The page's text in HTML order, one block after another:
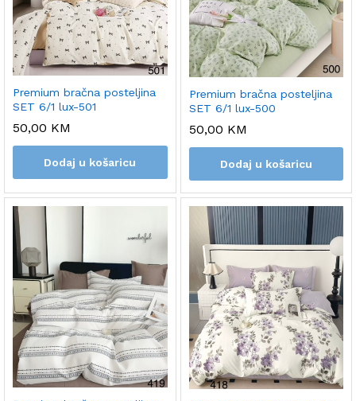
Premium bračna posteljina
SET 6/1 lux-501
50,00 KM
Dodaj u košaricu
Premium bračna posteljina
SET 6/1 lux-500
50,00 KM
Dodaj u košaricu